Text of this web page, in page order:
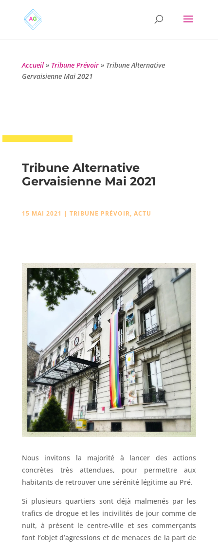
Accueil» Tribune Prévoir» Tribune Alternative
Gervaisienne Mai 2021
Tribune Alternative
Gervaisienne Mai 2021
15 MAI 2021 | TRIBUNE PRÉVOIR, ACTU
Nous invitons la majorité à lancer des actions
concrètes très attendues, pour permettre aux
habitants de retrouver une sérénité légitime au Pré.
Si plusieurs quartiers sont déjà malmenés par les
trafics de drogue et les incivilités de jour comme de
nuit, à présent le centre-ville et ses commerçants
font l’objet d’agressions et de menaces de la part de